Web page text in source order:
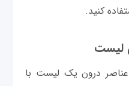
کنید.
لیست
عناصر درون یک لیست با